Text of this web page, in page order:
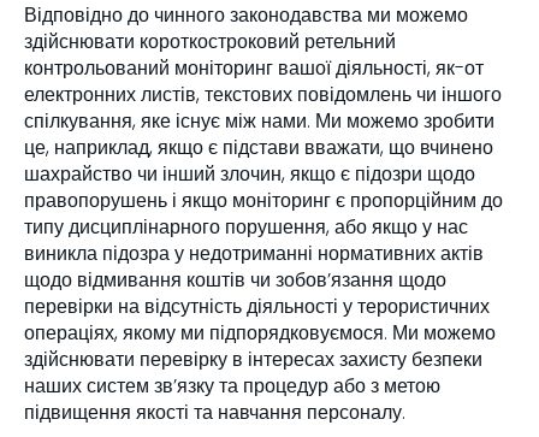
Відповідно до чинного законодавства ми можемо
здійснювати короткостроковий ретельний
контрольований моніторинг вашої діяльності, як-от
електронних листів, текстових повідомлень чи іншого
спілкування, яке існує між нами. Ми можемо зробити
це, наприклад, якщо є підстави вважати, що вчинено
шахрайство чи інший злочин, якщо є підозри щодо
правопорушень і якщо моніторинг є пропорційним до
типу дисциплінарного порушення, або якщо у нас
виникла підозра у недотриманні нормативних актів
щодо відмивання коштів чи зобов’язання щодо
перевірки на відсутність діяльності у терористичних
операціях, якому ми підпорядковуємося. Ми можемо
здійснювати перевірку в інтересах захисту безпеки
наших систем зв’язку та процедур або з метою
підвищення якості та навчання персоналу.